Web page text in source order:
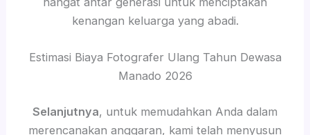
kenangan keluarga yang abadi.
Estimasi Biaya Fotografer Ulang Tahun Dewasa
Manado 2026
Selanjutnya, untuk memudahkan Anda dalam
merencanakan anggaran, kami telah menyusun